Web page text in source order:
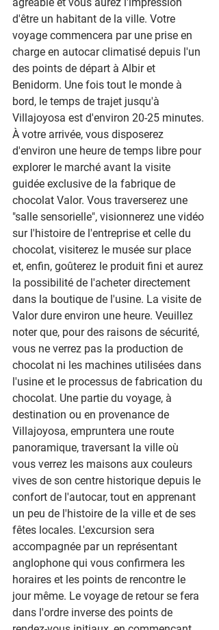
d'être un habitant de la ville. Votre
voyage commencera par une prise en
charge en autocar climatisé depuis l'un
des points de départ à Albir et
Benidorm. Une fois tout le monde à
bord, le temps de trajet jusqu'à
Villajoyosa est d'environ 20-25 minutes.
À votre arrivée, vous disposerez
d'environ une heure de temps libre pour
explorer le marché avant la visite
guidée exclusive de la fabrique de
chocolat Valor. Vous traverserez une
"salle sensorielle", visionnerez une vidéo
sur l'histoire de l'entreprise et celle du
chocolat, visiterez le musée sur place
et, enfin, goûterez le produit fini et aurez
la possibilité de l'acheter directement
dans la boutique de l'usine. La visite de
Valor dure environ une heure. Veuillez
noter que, pour des raisons de sécurité,
vous ne verrez pas la production de
chocolat ni les machines utilisées dans
l'usine et le processus de fabrication du
chocolat. Une partie du voyage, à
destination ou en provenance de
Villajoyosa, empruntera une route
panoramique, traversant la ville où
vous verrez les maisons aux couleurs
vives de son centre historique depuis le
confort de l'autocar, tout en apprenant
un peu de l'histoire de la ville et de ses
fêtes locales. L'excursion sera
accompagnée par un représentant
anglophone qui vous confirmera les
horaires et les points de rencontre le
jour même. Le voyage de retour se fera
dans l'ordre inverse des points de